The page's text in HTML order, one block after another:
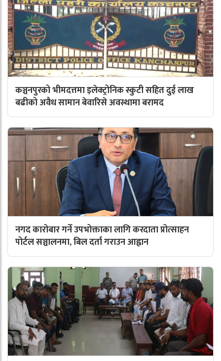
कञ्चनपुरको भीमदत्तमा इलेक्ट्रोनिक स्कुटी सहित दुई लाख
बढीको अवैध सामान बेवारिसे अवस्थामा बरामद
नगद कारोबार गर्ने उपभोक्ताका लागि करदाता प्रोत्साहन
पोर्टल सञ्चालनमा, बिल दर्ता गराउन आह्वान